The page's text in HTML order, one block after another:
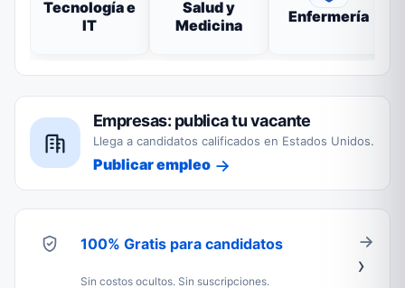
Tecnología e
IT
Salud y
Medicina
Enfermería
Empresas: publica tu vacante
Llega a candidatos calificados en Estados Unidos.
Publicar empleo
100% Gratis para candidatos
Sin costos ocultos. Sin suscripciones.